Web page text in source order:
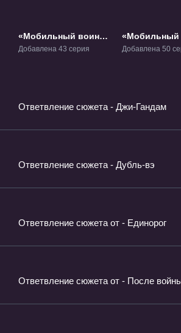
«Мобильный воин
Гандам» ТВ-1
Добавлена 43 серия
«Мобильный
Гандам Зета»
Добавлена 50
Ответвление сюжета - Джи-Гандам
Ответвление сюжета - Дубль-вэ
Ответвление сюжета от - Единорог
Ответвление сюжета от - После